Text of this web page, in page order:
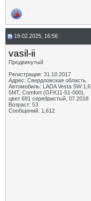
19.02.2025, 16:56
vasil-ii
Продвинутый
Регистрация: 31.10.2017
Адрес: Свердловская область
Автомобиль: LADA Vesta SW 1,6
5МТ, Comfort (GFK11-51-000),
цвет 691 серебристый, 07.2018
Возраст: 53
Сообщений: 1,612